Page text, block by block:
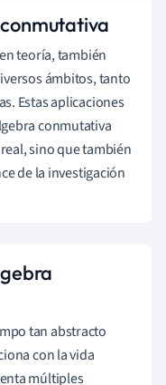
teoría, también
ámbitos, tanto
Estas aplicaciones
conmutativa
sino que también
de la investigación
tan abstracto
con la vida
múltiples